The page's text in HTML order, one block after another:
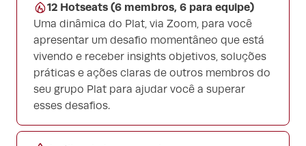
12 Hotseats (6 membros, 6 para equipe)
Uma dinâmica do Plat, via Zoom, para você
apresentar um desafio momentâneo que está
vivendo e receber insights objetivos, soluções
práticas e ações claras de outros membros do
seu grupo Plat para ajudar você a superar
esses desafios.